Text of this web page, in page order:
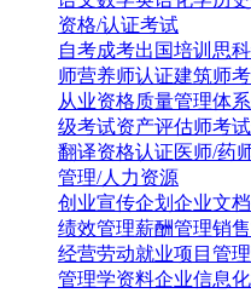
资格/认证考试
自考成考出国培训 思
师营养师认证建筑师
从业资格质量管理体系
级考试资产评估师考试
翻译资格认证医师/药
管理/人力资源
创业宣传企划 企业文档
绩效管理薪酬管理销
经营劳动就业项目管理
管理学资料企业信息化